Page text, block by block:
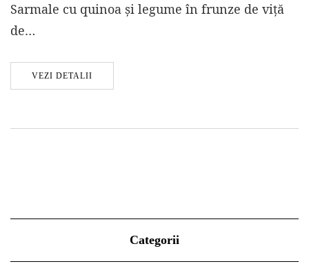
Sarmale cu quinoa și legume în frunze de viță
de…
VEZI DETALII
Categorii